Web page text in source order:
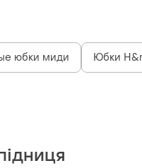
юбки миди Юбки